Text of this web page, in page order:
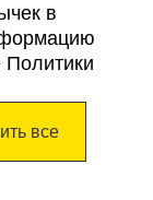
Совет. Все права
в
Политики
все